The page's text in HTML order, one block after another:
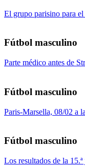
El grupo parisino para
Fútbol masculino
Parte médico antes de
Fútbol masculino
Paris-Marsella, 08/02 a
Fútbol masculino
Los resultados de la